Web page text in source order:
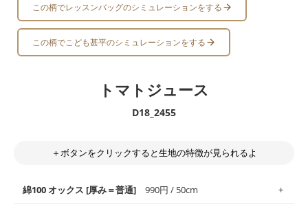
この柄でレッスンバッグのシミュレーションをする
この柄でこども甚平のシミュレーションをする
トマトジュース
D18_2455
＋ボタンをクリックすると生地の特徴が見られるよ
綿100 オックス [厚み＝普通] 990円 / 50cm